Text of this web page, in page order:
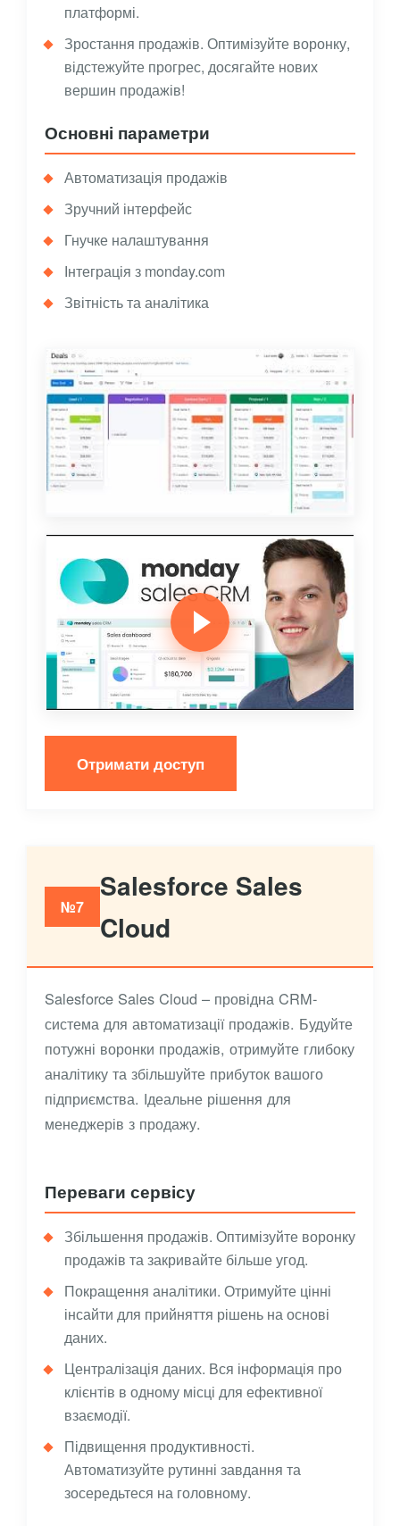
платформі.
Зростання продажів. Оптимізуйте воронку,
відстежуйте прогрес, досягайте нових
вершин продажів!
Основні параметри
Автоматизація продажів
Зручний інтерфейс
Гнучке налаштування
Інтеграція з monday.com
Звітність та аналітика
Отримати доступ
№7
Salesforce Sales
Cloud
Salesforce Sales Cloud – провідна CRM-
система для автоматизації продажів. Будуйте
потужні воронки продажів, отримуйте глибоку
аналітику та збільшуйте прибуток вашого
підприємства. Ідеальне рішення для
менеджерів з продажу.
Переваги сервісу
Збільшення продажів. Оптимізуйте воронку
продажів та закривайте більше угод.
Покращення аналітики. Отримуйте цінні
інсайти для прийняття рішень на основі
даних.
Централізація даних. Вся інформація про
клієнтів в одному місці для ефективної
взаємодії.
Підвищення продуктивності.
Автоматизуйте рутинні завдання та
зосередьтеся на головному.